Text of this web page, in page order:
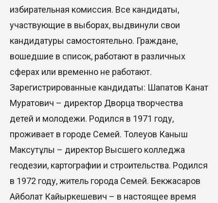
избирательная комиссия. Все кандидаты,
участвующие в выборах, выдвинули свои
кандидатуры самостоятельно. Граждане,
вошедшие в список, работают в различных
сферах или временно не работают.
Зарегистрированные кандидаты: Шапатов Канат
Муратович – директор Дворца творчества
детей и молодежи. Родился в 1971 году,
проживает в городе Семей. Толеуов Каныш
Максутұлы – директор Высшего колледжа
геодезии, картографии и строительства. Родился
в 1972 году, житель города Семей. Бекжасаров
Айболат Кайыркешевич – в настоящее время